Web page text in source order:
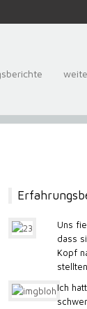
Uns
dass
Kopf
Ich